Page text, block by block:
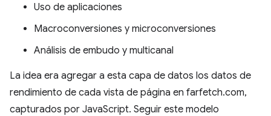
Uso de aplicaciones
Macroconversiones y microconversiones
Análisis de embudo y multicanal
La idea era agregar a esta capa de datos los datos de
rendimiento de cada vista de página en farfetch.com,
capturados por JavaScript. Seguir este modelo